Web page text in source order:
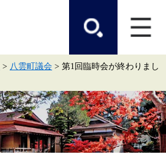
> 八雲町議会 > 第1回臨時会が終わりまし